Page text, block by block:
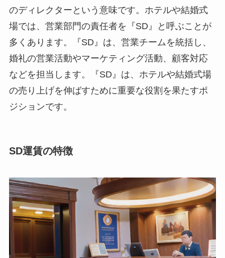
のディレクターという意味です。ホテルや結婚式
場では、営業部門の責任者を『SD』と呼ぶことが
多くあります。『SD』は、営業チームを統括し、
婚礼の営業活動やマーケティング活動、顧客対応
などを担当します。『SD』は、ホテルや結婚式場
の売り上げを伸ばすために重要な役割を果たすポ
ジションです。
SD運賃の特徴